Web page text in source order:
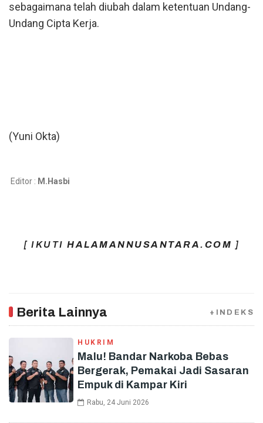
sebagaimana telah diubah dalam ketentuan Undang-
Undang Cipta Kerja.
(Yuni Okta)
Editor : M.Hasbi
[ IKUTI HALAMANNUSANTARA.COM ]
Berita Lainnya +INDEKS
HUKRIM
Malu! Bandar Narkoba Bebas
Bergerak, Pemakai Jadi Sasaran
Empuk di Kampar Kiri
Rabu, 24 Juni 2026